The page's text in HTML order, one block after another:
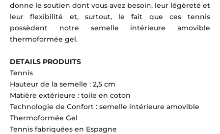
donne le soutien dont vous avez besoin, leur légèreté et
leur flexibilité et, surtout, le fait que ces tennis
possèdent notre semelle intérieure amovible
thermoformée gel.
DETAILS PRODUITS
Tennis
Hauteur de la semelle : 2,5 cm
Matière extérieure : toile en coton
Technologie de Confort : semelle intérieure amovible
Thermoformée Gel
Tennis fabriquées en Espagne